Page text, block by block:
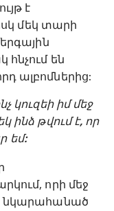
է
մեկ տարի
հնչում են
ալբոմներից:
կուզեի իմ մեջ
թվում է, որ
եմ:
որի մեջ
նկարահանած